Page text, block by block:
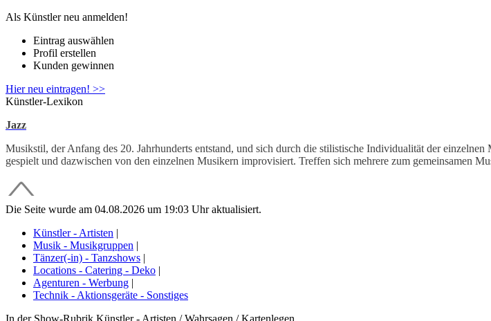
Als Künstler neu anmelden!
Eintrag auswählen
Profil erstellen
Kunden gewinnen
Hier neu eintragen! >>
Künstler-Lexikon
Jazz
Musikstil, der Anfang des 20. Jahrhunderts entstand, und sich durch die stilistische Individualität der
gespielt und dazwischen von den einzelnen Musikern improvisiert. Treffen sich mehrere zum gemeinsamen
Die Seite wurde am 04.08.2026 um 19:03 Uhr aktualisiert.
Künstler - Artisten |
Musik - Musikgruppen |
Tänzer(-in) - Tanzshows |
Locations - Catering - Deko |
Agenturen - Werbung |
Technik - Aktionsgeräte - Sonstiges
In der Show-Rubrik Künstler - Artisten / Wahrsagen / Kartenlegen